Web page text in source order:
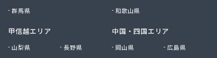
株式会社石泰商会
株式会社鷹羽商店
株式会社中部燃料
群馬県
甲信越エリア
山梨県
長野県
和歌山県
中国・四国エリア
岡山県
広島県